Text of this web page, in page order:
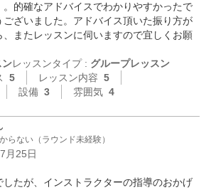
。的確なアドバイスでわかりやすかったで
ざいました。アドバイス頂いた振り方が
またレッスンに伺いますので宜しくお願
ンレッスンタイプ : グループレッスン
5 レッスン内容 5
設備 3 雰囲気 4
らない（ラウンド未経験）
月25日
したが、インストラクターの指導のおかげ